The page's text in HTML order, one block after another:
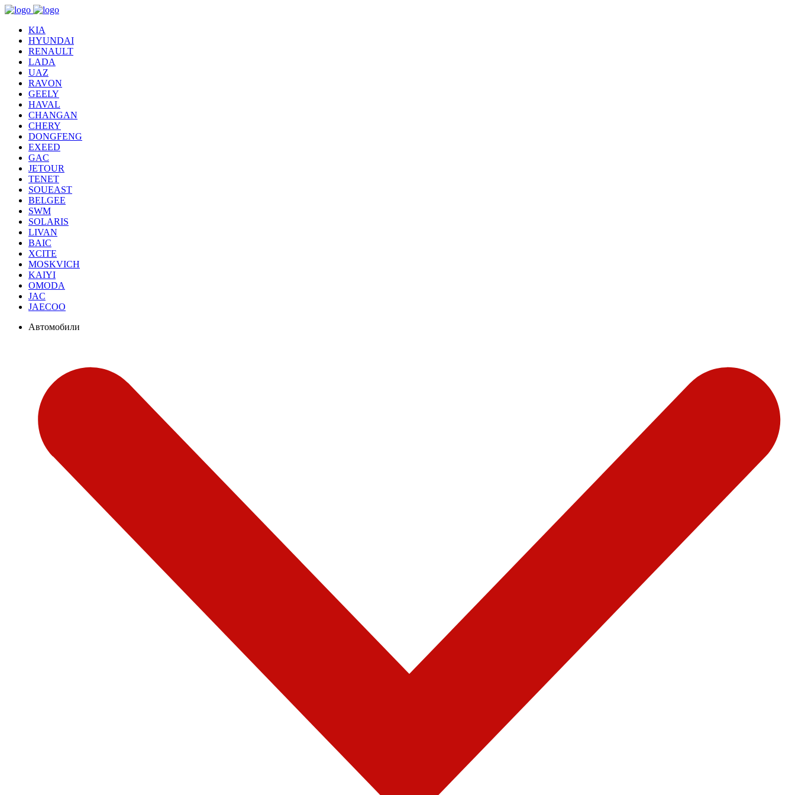
KIA
HYUNDAI
RENAULT
LADA
UAZ
RAVON
GEELY
HAVAL
CHANGAN
CHERY
DONGFENG
EXEED
GAC
JETOUR
TENET
SOUEAST
BELGEE
SWM
SOLARIS
LIVAN
BAIC
XCITE
MOSKVICH
KAIYI
OMODA
JAC
JAECOO
Автомобили